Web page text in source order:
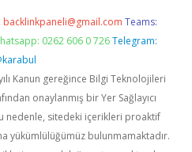
backlinkpaneli@gmail.com Teams:
0262 606 0 726 Telegram:
Kanun gereğince Bilgi Teknolojileri
onaylanmış bir Yer Sağlayıcı
nedenle, sitedeki içerikleri proaktif
yükümlülüğümüz bulunmamaktadır.